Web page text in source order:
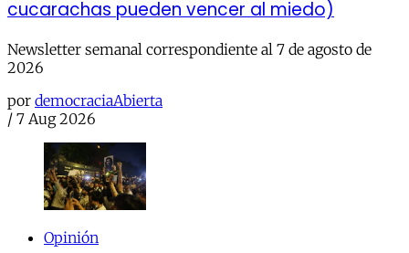
cucarachas pueden vencer al miedo)
Newsletter semanal correspondiente al 7 de agosto de
2026
por democraciaAbierta
/ 7 Aug 2026
Opinión